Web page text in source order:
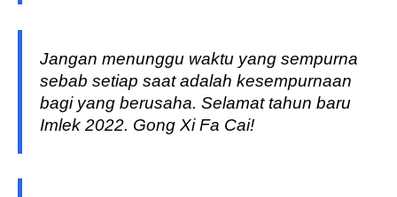
Jangan menunggu waktu yang sempurna
sebab setiap saat adalah kesempurnaan
bagi yang berusaha. Selamat tahun baru
Imlek 2022. Gong Xi Fa Cai!